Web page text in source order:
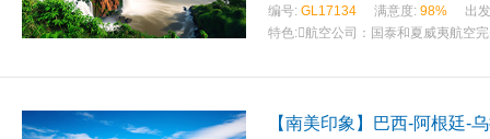
编号: GL17134 满意度: 98%
出
特色: 航空公司：国泰和夏威夷航空
【南美印象】巴西-阿根廷-